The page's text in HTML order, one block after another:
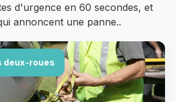
d'urgence en 60 secondes, et
annoncent une panne..
deux-roues